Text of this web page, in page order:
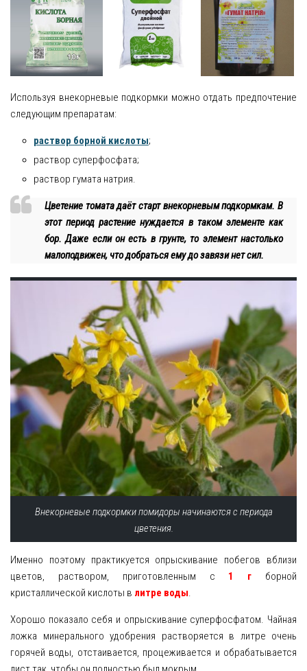
Используя внекорневые подкормки можно отдать предпочтение
следующим препаратам:
раствор борной кислоты;
раствор суперфосфата;
раствор гумата натрия.
Цветение томата даёт старт внекорневым подкормкам. В
этот период растение нуждается в таком элементе как
бор. Даже если он есть в грунте, то элемент настолько
малоподвижен, что добраться ему до завязи нет сил.
Внекорневые подкормки помидоры начинаются с периода
цветения.
Именно поэтому практикуется опрыскивание побегов вблизи
цветов, раствором, приготовленным с 1 г борной
кристаллической кислоты в литре воды.
Хорошо показало себя и опрыскивание суперфосфатом. Чайная
ложка минерального удобрения растворяется в литре очень
горячей воды, отстаивается, процеживается и обрабатывается